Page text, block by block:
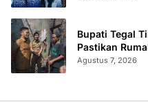
Bupati Tegal
Pastikan
Agustus 7, 2026